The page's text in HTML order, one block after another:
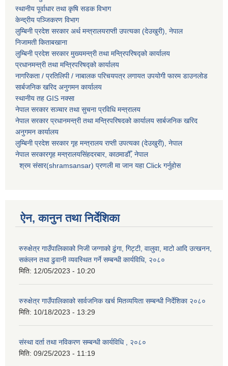
स्थानीय पूर्वाधार तथा कृषि सडक विभाग
केन्द्रीय पञ्जिकरण विभाग
लुम्बिनी प्रदेश सरकार अर्थ मन्त्रालयराप्ती उपत्यका (देउखुरी), नेपाल
निजामती किताबखाना
लुम्बिनी प्रदेश सरकार मुख्यमन्त्री तथा मन्त्रिपरिषद्को कार्यालय
प्रधानमन्त्री तथा मन्त्रिपरिषद्को कार्यालय
नागरिकता / प्रतिलिपी / नाबालक परिचयपत्र लगायत उपयोगी फारम डाउनलोड
सार्बजनिक खरिद अनुगमन कार्यालय
स्थानीय तह GIS नक्सा
नेपाल सरकारसञ्चार तथा सुचना प्रविधि मन्त्रालय
नेपाल सरकार प्रधानमन्त्री तथा मन्त्रिपरिषदको कार्यालय सार्बजनिक खरिद
अनुगमन कार्यालय
लुम्बिनी प्रदेश सरकार गृह मन्त्रालय राप्ती उपत्यका (देउखुरी), नेपाल
नेपाल सरकारगृह मन्त्रालयसिंहदरबार, काठमाडौँ, नेपाल
श्रम संसार(shramsansar) प्रणली मा जान यहा Click गर्नुहोस
ऐन, कानुन तथा निर्देशिका
रुरुक्षेत्र गाउँपालिकाको निजी जग्गाको ढुंगा, गिट्टी, वालुवा, माटो आदि उत्खनन,
सकंलन तथा ढुवानी व्यवस्थित गर्ने सम्बन्धी कार्यविधि, २०८०
मिति: 12/05/2023 - 10:20
रुरुक्षेत्र गाउँपालिकाको सार्वजनिक खर्च मितव्ययिता सम्बन्धी निर्देशिका २०८०
मिति: 10/18/2023 - 13:29
संस्था दर्ता तथा नविकरण सम्बन्धी कार्यविधि , २०८०
मिति: 09/25/2023 - 11:19